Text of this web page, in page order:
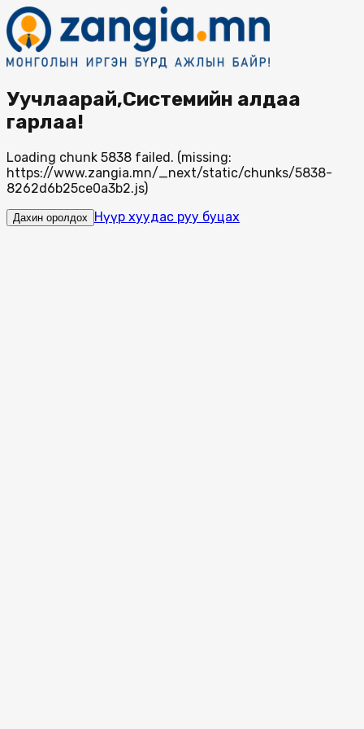
Уучлаарай,Системийн алдаа
гарлаа!
Loading chunk 5838 failed. (missing:
https://www.zangia.mn/_next/static/chunks/5838-
8262d6b25ce0a3b2.js)
Дахин оролдох Нүүр хуудас руу буцах